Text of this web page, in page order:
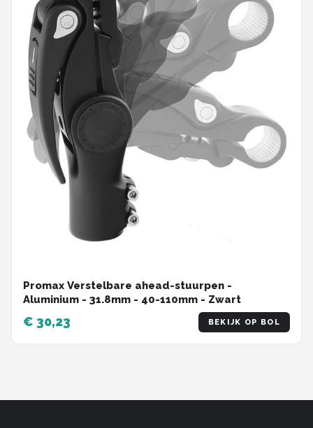
Promax Verstelbare ahead-stuurpen -
Aluminium - 31.8mm - 40-110mm - Zwart
€ 30,23 BEKIJK OP BOL